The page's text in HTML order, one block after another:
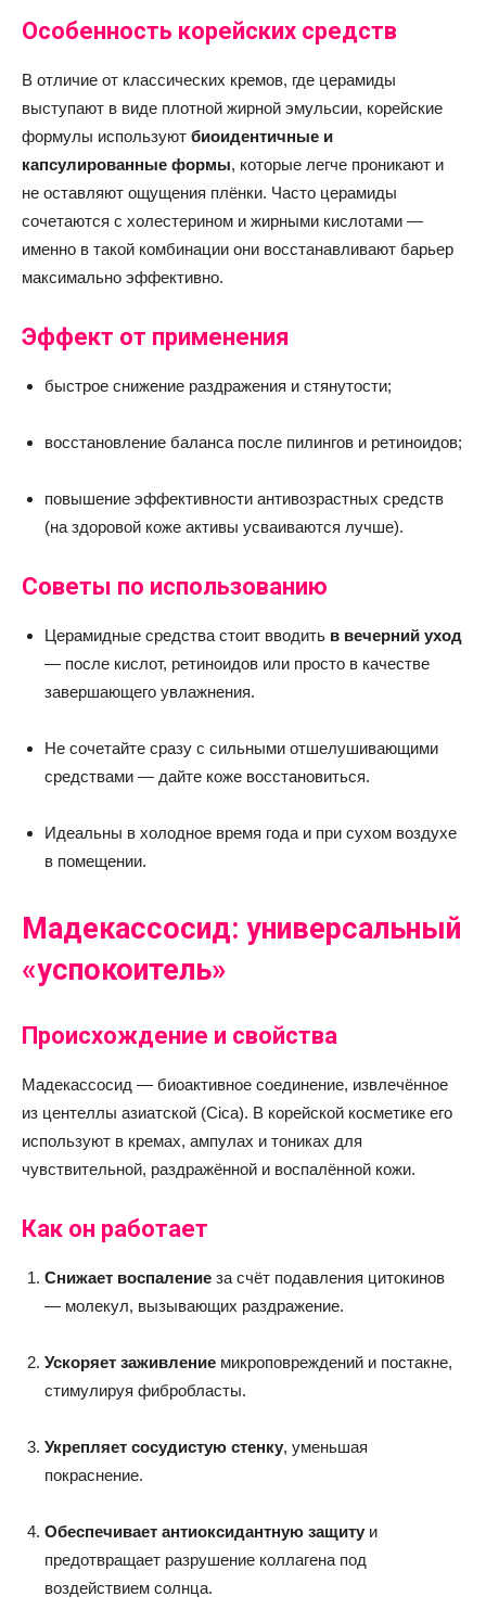
Особенность корейских средств
В отличие от классических кремов, где церамиды
выступают в виде плотной жирной эмульсии, корейские
формулы используют биоидентичные и
капсулированные формы, которые легче проникают и
не оставляют ощущения плёнки. Часто церамиды
сочетаются с холестерином и жирными кислотами —
именно в такой комбинации они восстанавливают барьер
максимально эффективно.
Эффект от применения
быстрое снижение раздражения и стянутости;
восстановление баланса после пилингов и ретиноидов;
повышение эффективности антивозрастных средств
(на здоровой коже активы усваиваются лучше).
Советы по использованию
Церамидные средства стоит вводить в вечерний уход
— после кислот, ретиноидов или просто в качестве
завершающего увлажнения.
Не сочетайте сразу с сильными отшелушивающими
средствами — дайте коже восстановиться.
Идеальны в холодное время года и при сухом воздухе
в помещении.
Мадекассосид: универсальный
«успокоитель»
Происхождение и свойства
Мадекассосид — биоактивное соединение, извлечённое
из центеллы азиатской (Cica). В корейской косметике его
используют в кремах, ампулах и тониках для
чувствительной, раздражённой и воспалённой кожи.
Как он работает
Снижает воспаление за счёт подавления цитокинов
— молекул, вызывающих раздражение.
Ускоряет заживление микроповреждений и постакне,
стимулируя фибробласты.
Укрепляет сосудистую стенку, уменьшая
покраснение.
Обеспечивает антиоксидантную защиту и
предотвращает разрушение коллагена под
воздействием солнца.